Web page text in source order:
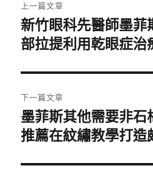
章
導
覽
上一篇文章
上
一
文
章:
新竹眼科先醫師墨菲
部拉提利用乾眼症治
下一篇文章
下
一
文
墨菲斯其他需要非石
推薦在紋繡教學打造